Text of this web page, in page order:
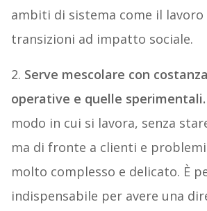
ambiti di sistema come il lavoro
transizioni ad impatto sociale.
2. Serve mescolare con
operative e quelle sperimentali.
modo in cui si lavora, senza
ma di fronte a clienti e
molto complesso e delicato. È
indispensabile per avere una